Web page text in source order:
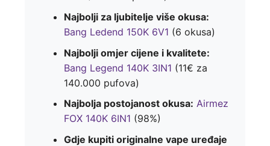
Najbolji za ljubitelje više okusa:
Bang Ledend 150K 6V1 (6 okusa)
Najbolji omjer cijene i kvalitete:
Bang Legend 140K 3IN1 (11€ za
140.000 pufova)
Najbolja postojanost okusa: Airmez
FOX 140K 6IN1 (98%)
Gdje kupiti originalne vape uređaje